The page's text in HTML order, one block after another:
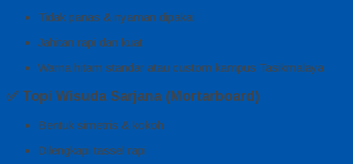
Tidak panas & nyaman dipakai
Jahitan rapi dan kuat
Warna hitam standar atau custom kampus Tasikmalaya
✅ Topi Wisuda Sarjana (Mortarboard)
Bentuk simetris & kokoh
Dilengkapi tassel rapi